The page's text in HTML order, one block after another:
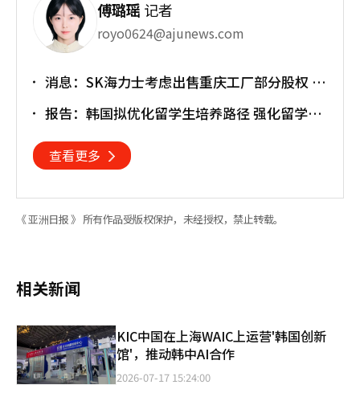
傅璐瑶 记者
royo0624@ajunews.com
消息：SK海力士考虑出售重庆工厂部分股权 估
报告：韩国拟优化留学生培养路径 强化留学就
查看更多
《 亚洲日报 》 所有作品受版权保护，未经授权，禁止转载。
相关新闻
KIC中国在上海WAIC上运营'韩国创新
馆'，推动韩中AI合作
2026-07-17 15:24:00